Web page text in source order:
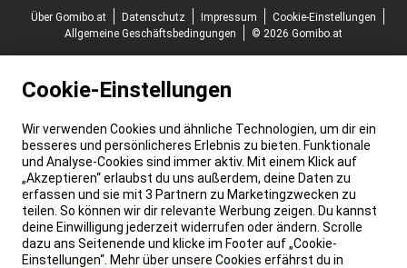
Über Gomibo.at
Datenschutz Impressum
Cookie-Einstellungen
Allgemeine Geschäftsbedingungen
© 2026 Gomibo.at
Cookie-Einstellungen
Wir verwenden Cookies und ähnliche Technologien, um dir ein
besseres und persönlicheres Erlebnis zu bieten. Funktionale
und Analyse-Cookies sind immer aktiv. Mit einem Klick auf
„Akzeptieren“ erlaubst du uns außerdem, deine Daten zu
erfassen und sie mit 3 Partnern zu Marketingzwecken zu
teilen. So können wir dir relevante Werbung zeigen. Du kannst
deine Einwilligung jederzeit widerrufen oder ändern. Scrolle
dazu ans Seitenende und klicke im Footer auf „Cookie-
Einstellungen“. Mehr über unsere Cookies erfährst du in